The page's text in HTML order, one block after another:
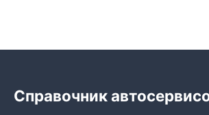
Справочник